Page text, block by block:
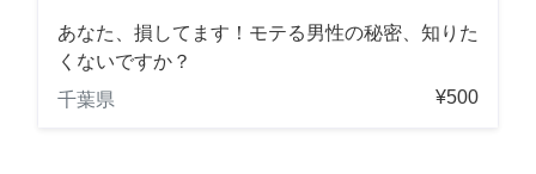
あなた、損してます！モテる男性の秘密、知りた
くないですか？
千葉県
¥500